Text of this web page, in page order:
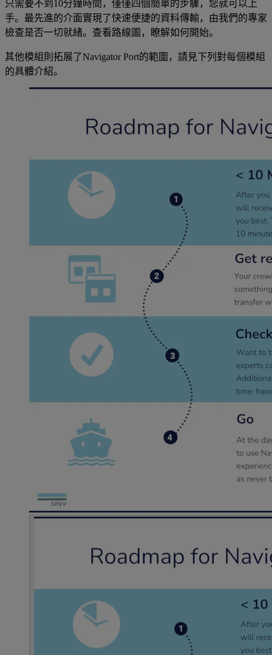
只需要不到10分鐘時間，僅僅四個簡單的步驟，您就可以上
手。最先進的介面實現了快速便捷的資料傳輸，由我們的專家
檢查是否一切就緒。查看路線圖，瞭解如何開始。
其他模組則拓展了Navigator Port的範圍，請見下列對每個模組
的具體介紹。